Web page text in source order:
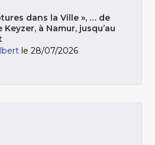
dans la Ville », … de
Keyzer, à Namur, jusqu’au
le 28/07/2026